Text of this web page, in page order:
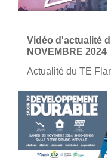
Vidéo d'actualité
NOVEMBRE 2024
Actualité du TE